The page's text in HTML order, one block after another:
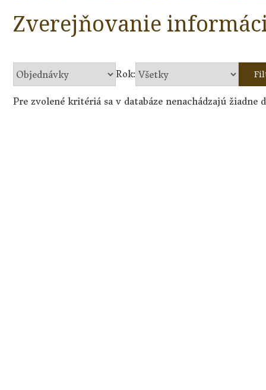
Zverejňovanie
Rok:
Pre zvolené kritériá sa v databáze nenachádzajú žiadne